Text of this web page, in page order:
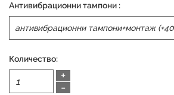
Антивибрационни тампони :
Количество:
+
-